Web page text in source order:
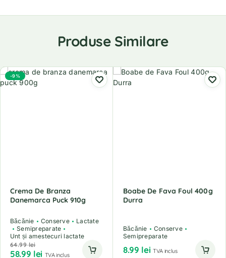
Produse Similare
-9%
Crema De Branza
Danemarca Puck 910g
Băcănie Conserve
Lactate
Semipreparate
Unt și amestecuri lactate
64.99lei
58.99 lei TVA inclus
Boabe De Fava Foul 400g
Durra
Băcănie
Conserve
Semipreparate
8.99 lei TVA inclus